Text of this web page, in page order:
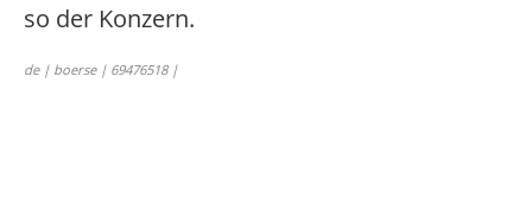
so der Konzern.
de | boerse | 69476518 |